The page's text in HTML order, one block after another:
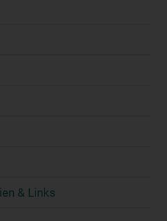
& Links